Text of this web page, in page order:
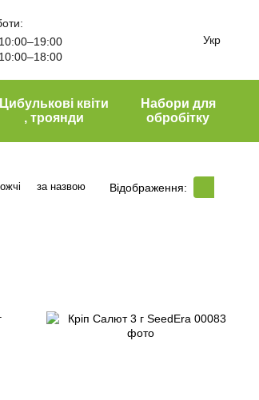
10:00–19:00
10:00–18:00
Укр
Цибулькові квіти
, троянди
Набори для
обробітку
за назвою Відображення: